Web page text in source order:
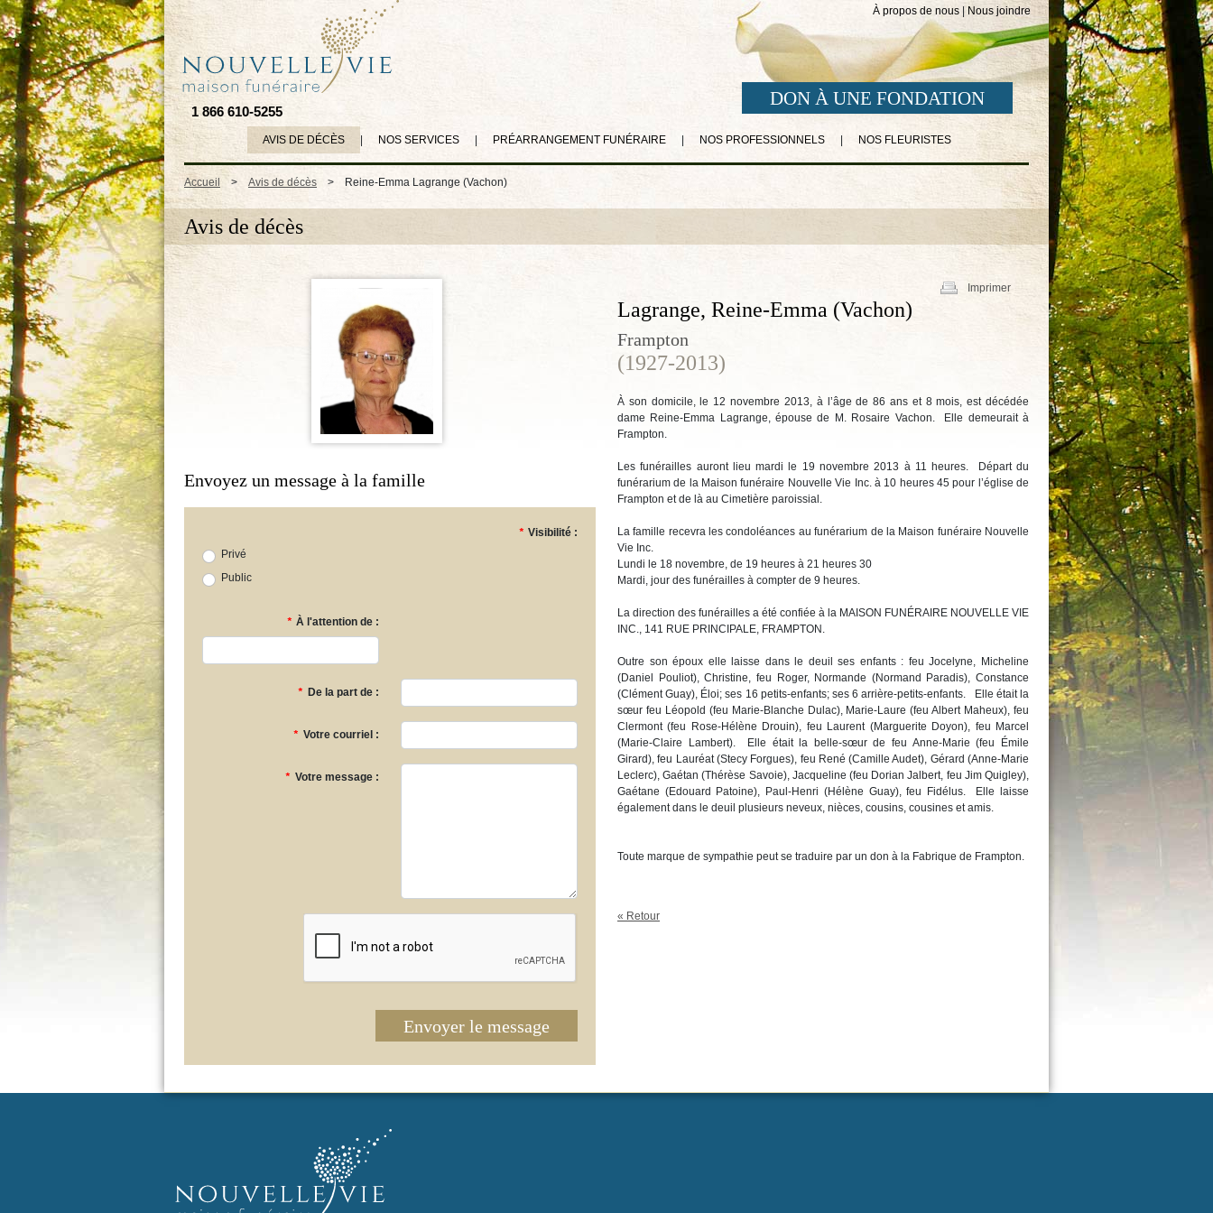
À propos de nous Nous joindre
1 866 610-5255
DON À UNE FONDATION
AVIS DE DÉCÈS NOS SERVICES PRÉARRANGEMENT FUNÉRAIRE NOS PROFESSIONNELS NOS FLEURISTES
Accueil > Avis de décès > Reine-Emma Lagrange (Vachon)
Avis de décès
Envoyez un message à la famille
* Visibilité :
Privé
Public
* À l'attention de :
* De la part de :
* Votre courriel :
* Votre message :
Envoyer le message
Imprimer
Lagrange, Reine-Emma (Vachon)
Frampton
(1927-2013)
À son domicile, le 12 novembre 2013, à l’âge de 86 ans et 8 mois, est décédée
dame Reine-Emma Lagrange, épouse de M. Rosaire Vachon. Elle demeurait à
Frampton.
Les funérailles auront lieu mardi le 19 novembre 2013 à 11 heures. Départ du
funérarium de la Maison funéraire Nouvelle Vie Inc. à 10 heures 45 pour l’église de
Frampton et de là au Cimetière paroissial.
La famille recevra les condoléances au funérarium de la Maison funéraire Nouvelle
Vie Inc.
Lundi le 18 novembre, de 19 heures à 21 heures 30
Mardi, jour des funérailles à compter de 9 heures.
La direction des funérailles a été confiée à la MAISON FUNÉRAIRE NOUVELLE VIE
INC., 141 RUE PRINCIPALE, FRAMPTON.
Outre son époux elle laisse dans le deuil ses enfants : feu Jocelyne, Micheline
(Daniel Pouliot), Christine, feu Roger, Normande (Normand Paradis), Constance
(Clément Guay), Éloi; ses 16 petits-enfants; ses 6 arrière-petits-enfants. Elle était la
sœur feu Léopold (feu Marie-Blanche Dulac), Marie-Laure (feu Albert Maheux), feu
Clermont (feu Rose-Hélène Drouin), feu Laurent (Marguerite Doyon), feu Marcel
(Marie-Claire Lambert). Elle était la belle-sœur de feu Anne-Marie (feu Émile
Girard), feu Lauréat (Stecy Forgues), feu René (Camille Audet), Gérard (Anne-Marie
Leclerc), Gaétan (Thérèse Savoie), Jacqueline (feu Dorian Jalbert, feu Jim Quigley),
Gaétane (Edouard Patoine), Paul-Henri (Hélène Guay), feu Fidélus. Elle laisse
également dans le deuil plusieurs neveux, nièces, cousins, cousines et amis.
Toute marque de sympathie peut se traduire par un don à la Fabrique de Frampton.
« Retour